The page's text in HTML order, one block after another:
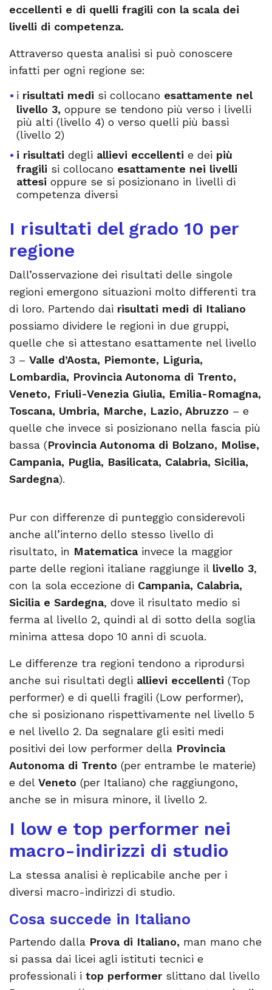
eccellenti e di quelli fragili con la scala dei
livelli di competenza.
Attraverso questa analisi si può conoscere
infatti per ogni regione se:
i risultati medi si collocano esattamente nel
livello 3, oppure se tendono più verso i livelli
più alti (livello 4) o verso quelli più bassi
(livello 2)
i risultati degli allievi eccellenti e dei più
fragili si collocano esattamente nei livelli
attesi oppure se si posizionano in livelli di
competenza diversi
I risultati del grado 10 per
regione
Dall’osservazione dei risultati delle singole
regioni emergono situazioni molto differenti tra
di loro. Partendo dai risultati medi di Italiano
possiamo dividere le regioni in due gruppi,
quelle che si attestano esattamente nel livello
3 – Valle d’Aosta, Piemonte, Liguria,
Lombardia, Provincia Autonoma di Trento,
Veneto, Friuli-Venezia Giulia, Emilia-Romagna,
Toscana, Umbria, Marche, Lazio, Abruzzo – e
quelle che invece si posizionano nella fascia più
bassa (Provincia Autonoma di Bolzano, Molise,
Campania, Puglia, Basilicata, Calabria, Sicilia,
Sardegna).
Pur con differenze di punteggio considerevoli
anche all’interno dello stesso livello di
risultato, in Matematicainvece la maggior
parte delle regioni italiane raggiunge il livello 3,
con la sola eccezione di Campania, Calabria,
Sicilia e Sardegna, dove il risultato medio si
ferma al livello 2, quindi al di sotto della soglia
minima attesa dopo 10 anni di scuola.
Le differenze tra regioni tendono a riprodursi
anche sui risultati degli allievi eccellenti (Top
performer) e di quelli fragili (Low performer),
che si posizionano rispettivamente nel livello 5
e nel livello 2. Da segnalare gli esiti medi
positivi dei low performer della Provincia
Autonoma di Trento (per entrambe le materie)
e del Veneto (per Italiano) che raggiungono,
anche se in misura minore, il livello 2.
I low e top performer nei
macro-indirizzi di studio
La stessa analisi è replicabile anche per i
diversi macro-indirizzi di studio.
Cosa succede in Italiano
Partendo dalla Prova di Italiano, man mano che
si passa dai licei agli istituti tecnici e
professionali i top performer slittano dal livello